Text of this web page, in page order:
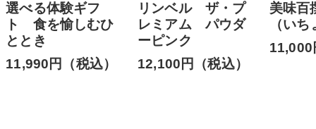
選べる体験ギフ
ト 食を愉しむひ
ととき
11,990円（税込）
リンベル ザ・プ
レミアム パウダ
ーピンク
12,100円（税込）
美味
（い
11,000